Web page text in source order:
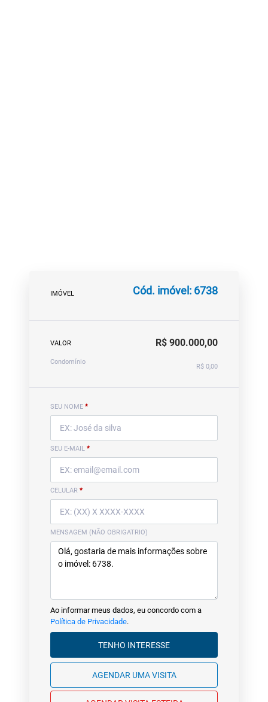
IMÓVEL Cód. imóvel: 6738
VALOR R$ 900.000,00
Condomínio
R$ 0,00
SEU NOME *
SEU E-MAIL *
CELULAR *
MENSAGEM (NÃO OBRIGATRIO)
Ao informar meus dados, eu concordo com a
Política de Privacidade.
TENHO INTERESSE
AGENDAR UMA VISITA